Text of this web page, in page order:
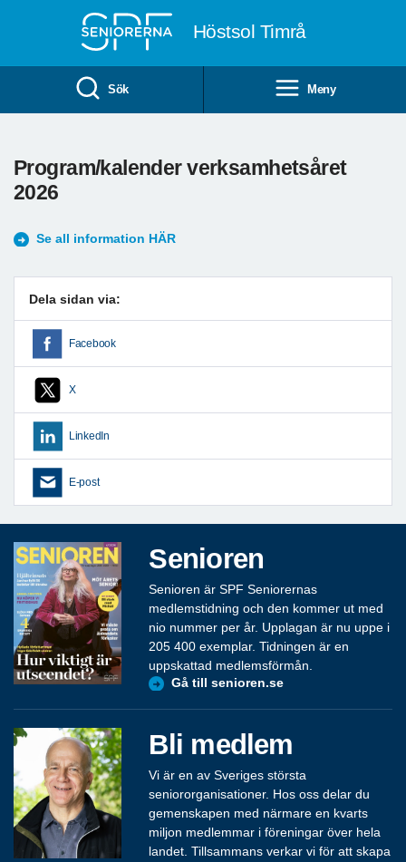
Höstsol Timrå
Sök Meny
Program/kalender verksamhetsåret
2026
Se all information HÄR
Dela sidan via:
Facebook
X
LinkedIn
E-post
Senioren
Senioren är SPF Seniorernas
medlemstidning och den kommer ut med
nio nummer per år. Upplagan är nu uppe i
205 400 exemplar. Tidningen är en
uppskattad medlemsförmån.
Gå till senioren.se
Bli medlem
Vi är en av Sveriges största
seniororganisationer. Hos oss delar du
gemenskapen med närmare en kvarts
miljon medlemmar i föreningar över hela
landet. Tillsammans verkar vi för att skapa